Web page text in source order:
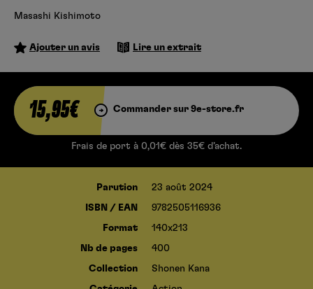
Masashi Kishimoto
Ajouter un avis Lire un extrait
15,95€ Commander sur 9e-store.fr
Frais de port à 0,01€ dès 35€ d’achat.
Parution 23 août 2024
ISBN / EAN 9782505116936
Format 140x213
Nb de pages 400
Collection Shonen Kana
NARUT